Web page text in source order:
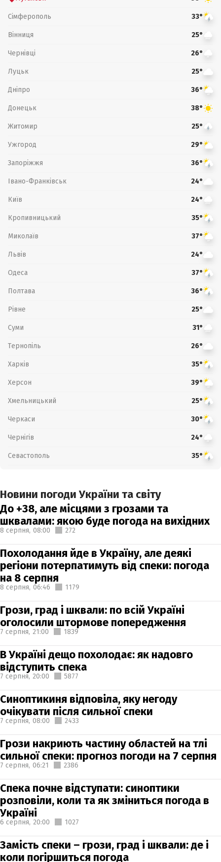
Сімферополь 33°
Вінниця 25°
Чернівці 26°
Луцьк 25°
Дніпро 36°
Донецьк 38°
Житомир 25°
Ужгород 29°
Запоріжжя 36°
Івано-Франківськ 24°
Київ 24°
Кропивницький 35°
Миколаїв 37°
Львів 24°
Одеса 37°
Полтава 36°
Рівне 25°
Суми 31°
Тернопіль 26°
Харків 35°
Херсон 39°
Хмельницький 25°
Черкаси 30°
Чернігів 24°
Севастополь 35°
Новини погоди України та світу
До +38, але місцями з грозами та
шквалами: якою буде погода на вихідних
8 серпня, 08:00 272
Похолодання йде в Україну, але деякі
регіони потерпатимуть від спеки: погода
на 8 серпня
8 серпня, 06:46 1179
Грози, град і шквали: по всій Україні
оголосили штормове попередження
7 серпня, 21:00 1839
В Україні дещо похолодає: як надовго
відступить спека
7 серпня, 20:00 5877
Синоптикиня відповіла, яку негоду
очікувати після сильної спеки
7 серпня, 08:00 2433
Грози накриють частину областей на тлі
сильної спеки: прогноз погоди на 7 серпня
7 серпня, 06:21 2386
Спека почне відступати: синоптики
розповіли, коли та як зміниться погода в
Україні
6 серпня, 20:00 1027
Замість спеки – грози, град і шквали: де і
коли погіршиться погода